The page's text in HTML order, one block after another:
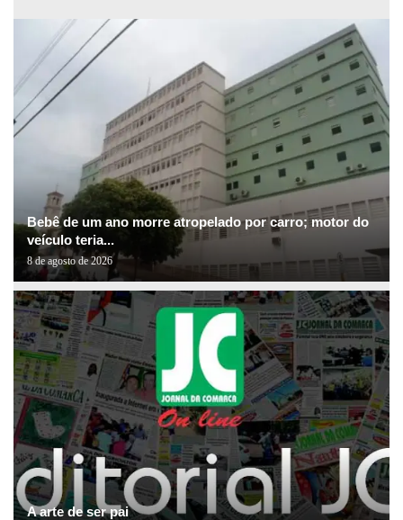
Bebê de um ano morre atropelado por carro; motor do
veículo teria...
8 de agosto de 2026
A arte de ser pai